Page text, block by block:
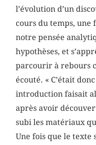
l’évolution d’un
cours du temps, une
notre pensée
hypothèses, et
parcourir à rebours
écouté. « C’était
introduction faisait
après avoir
subi les matériaux
Une fois que le texte